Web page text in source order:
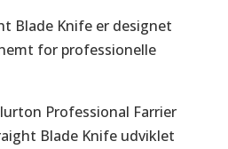
Blade Knife er designet
for professionelle
Professional Farrier
Blade Knife udviklet